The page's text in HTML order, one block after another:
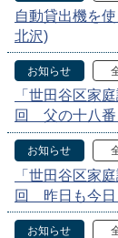
自動貸出機を
北沢)
お知らせ
「世田谷区家
回 父の十八番
お知らせ
「世田谷区家
回 昨日も今日
お知らせ